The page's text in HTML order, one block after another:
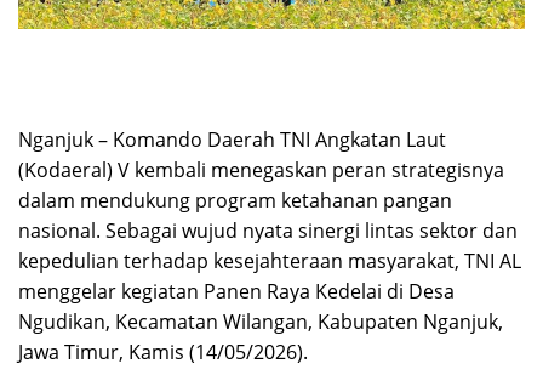
Nganjuk – Komando Daerah TNI Angkatan Laut
(Kodaeral) V kembali menegaskan peran strategisnya
dalam mendukung program ketahanan pangan
nasional. Sebagai wujud nyata sinergi lintas sektor dan
kepedulian terhadap kesejahteraan masyarakat, TNI AL
menggelar kegiatan Panen Raya Kedelai di Desa
Ngudikan, Kecamatan Wilangan, Kabupaten Nganjuk,
Jawa Timur, Kamis (14/05/2026).